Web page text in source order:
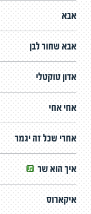
אבא
אבא שחור לבן
אדון טוקטלי
אחי אחי
אחרי שכל זה יגמר
איך הוא שר
איקארוס